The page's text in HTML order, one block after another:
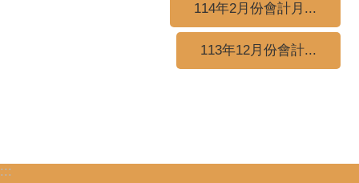
114年2月份會計月...
113年12月份會計...
:::